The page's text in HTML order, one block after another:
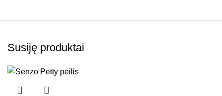
Susiję produktai